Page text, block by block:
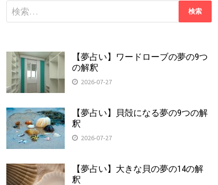
検
索:
【夢占い】ワードローブの夢の9つ
の解釈
2026-07-27
【夢占い】貝殻になる夢の9つの解
釈
2026-07-27
【夢占い】大きな貝の夢の14の解
釈